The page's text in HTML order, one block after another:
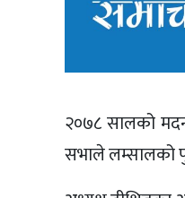
२०७८ सालको
सभाले लम्सालको